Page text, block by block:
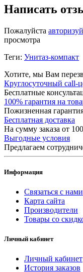
Написать
Пожалуйста
просмотра
Теги: Унитаз-компакт
Хотите, мы Вам
Круглосуточный call-
Бесплатные
100% гарантия на
Пожизненная
Бесплатная доставка
На сумму заказа от
Выгодные условия
Предлагаем
Информация
Связаться с нами
Карта сайта
Производители
Товары со
Личный кабинет
Личный кабинет
История заказов